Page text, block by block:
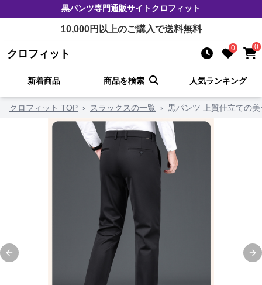
黒パンツ専門通販サイトクロフィット
10,000円以上のご購入で送料無料
クロフィット 0 0
新着商品 商品を検索 人気ランキング
クロフィット TOP › スラックスの一覧 › 黒パンツ 上質仕立ての
Previous slide